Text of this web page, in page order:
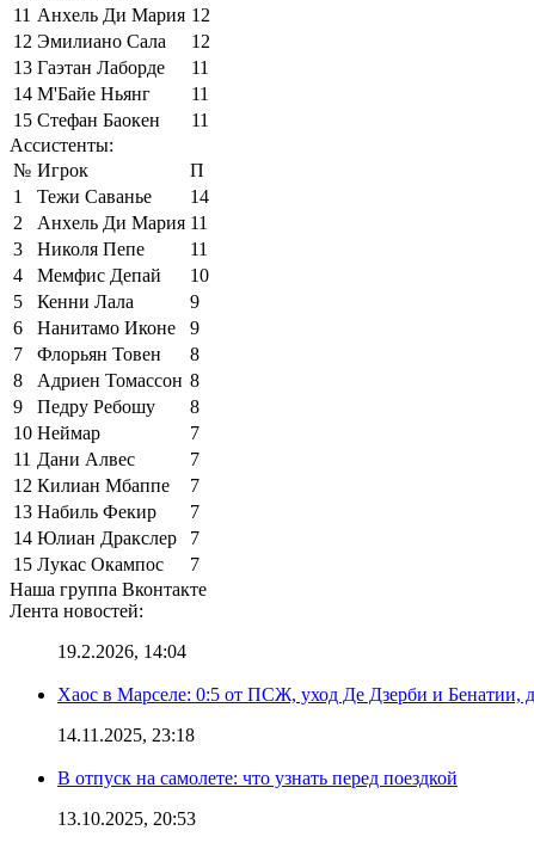
11 Анхель Ди Мария 12
12 Эмилиано Сала
12
13 Гаэтан Лаборде
11
14 М'Байе Ньянг
11
15 Стефан Баокен
11
Ассистенты:
№ Игрок
П
1
Тежи Саванье
14
2
Анхель Ди Мария 11
3
Николя Пепе
11
4
Мемфис Депай
10
5
Кенни Лала
9
6
Нанитамо Иконе
9
7
Флорьян Товен
8
8
Адриен Томассон 8
9
Педру Ребошу
8
10 Неймар
7
11 Дани Алвес
7
12 Килиан Мбаппе
7
13 Набиль Фекир
7
14 Юлиан Дракслер
7
15 Лукас Окампос
7
Наша группа Вконтакте
Лента новостей:
19.2.2026, 14:04
Хаос в Марселе: 0:5 от ПСЖ, уход Де Дзерби и Бенатии,
14.11.2025, 23:18
В отпуск на самолете: что узнать перед поездкой
13.10.2025, 20:53